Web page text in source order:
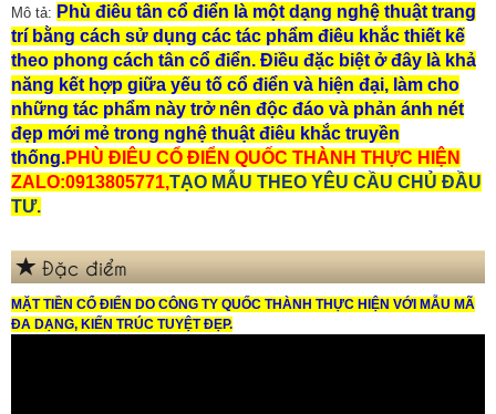
Mô tả: Phù điêu tân cổ điển là một dạng nghệ thuật trang
trí bằng cách sử dụng các tác phẩm điêu khắc thiết kế
theo phong cách tân cổ điển. Điều đặc biệt ở đây là khả
năng kết hợp giữa yếu tố cổ điển và hiện đại, làm cho
những tác phẩm này trở nên độc đáo và phản ánh nét
đẹp mới mẻ trong nghệ thuật điêu khắc truyền
thống.PHÙ ĐIÊU CỔ ĐIỂN QUỐC THÀNH THỰC HIỆN
ZALO:0913805771,TẠO MẪU THEO YÊU CẦU CHỦ ĐẦU
TƯ.
Đặc điểm
MẶT TIỀN CỔ ĐIỂN DO CÔNG TY QUỐC THÀNH THỰC HIỆN VỚI MẪU MÃ
ĐA DẠNG, KIẾN TRÚC TUYỆT ĐẸP.